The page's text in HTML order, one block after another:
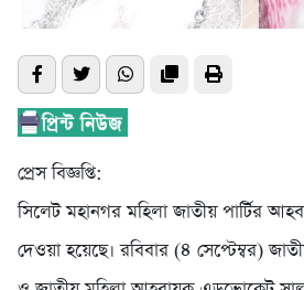
প্রেস বিজ্ঞপ্তি:
সিলেট মহানগর মহিলা জাতীয় পার্টির
দেওয়া হয়েছে। রবিবার (৪ সেপ্টেম্বর)